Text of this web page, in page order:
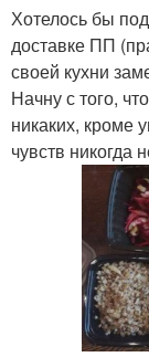
Хотелось бы
доставке ПП
своей кухни
Начну с того,
никаких, кроме
чувств никогда